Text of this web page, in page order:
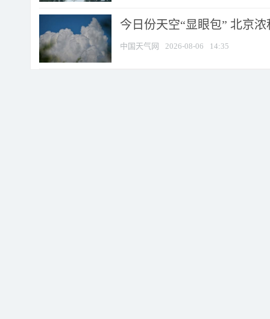
今日份天空“显眼包” 北京
中国天气网 2026-08-06 14:35